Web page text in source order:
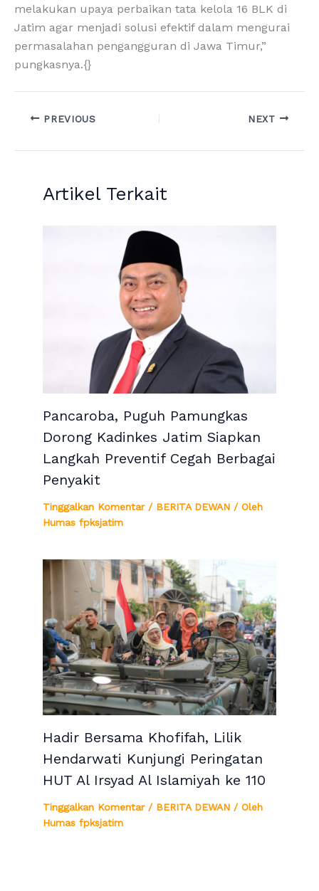
melakukan upaya perbaikan tata kelola 16 BLK di
Jatim agar menjadi solusi efektif dalam mengurai
permasalahan pengangguran di Jawa Timur,”
pungkasnya.{}
PREVIOUS NEXT
Artikel Terkait
Pancaroba, Puguh Pamungkas
Dorong Kadinkes Jatim Siapkan
Langkah Preventif Cegah Berbagai
Penyakit
Tinggalkan Komentar / BERITA DEWAN / Oleh
Humas fpksjatim
Hadir Bersama Khofifah, Lilik
Hendarwati Kunjungi Peringatan
HUT Al Irsyad Al Islamiyah ke 110
Tinggalkan Komentar / BERITA DEWAN / Oleh
Humas fpksjatim